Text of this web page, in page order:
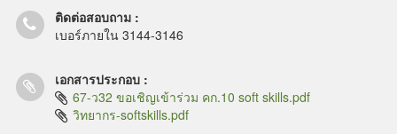
ติดต่อสอบถาม :
เบอร์ภายใน 3144-3146
เอกสารประกอบ :
67-ว32 ขอเชิญเข้าร่วม คก.10 soft skills.pdf
วิทยากร-softskills.pdf